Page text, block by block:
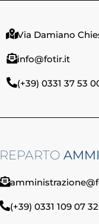
Via Damiano
info@fotir.it
(+39) 0331 37 53
REPARTO
(+39) 0331 109 07 32